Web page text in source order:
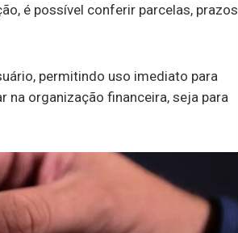
é possível conferir parcelas, prazos
permitindo uso imediato para
na organização financeira, seja para